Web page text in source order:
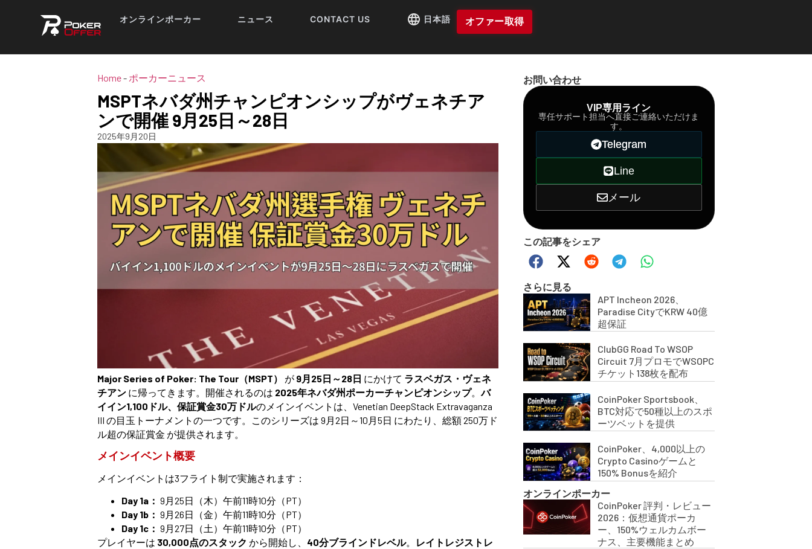
オンラインポーカー ニュース CONTACT US 日本語 オファー取得
Home- ポーカーニュース
MSPTネバダ州チャンピオンシップがヴェネチア
ンで開催 9月25日～28日
2025年9月20日
Major Series of Poker: The Tour（MSPT） が 9月25日～28日 にかけて ラスベガス・ヴェネ
チアン に帰ってきます。開催されるのは 2025年ネバダ州ポーカーチャンピオンシップ。バ
イイン1,100ドル、保証賞金30万ドルのメインイベントは、Venetian DeepStack Extravaganza
III の目玉トーナメントの一つです。このシリーズは 9月2日～10月5日 にわたり、総額 250万ド
ル超の保証賞金 が提供されます。
メインイベント概要
メインイベントは3フライト制で実施されます：
Day 1a： 9月25日（木）午前11時10分（PT）
Day 1b： 9月26日（金）午前11時10分（PT）
Day 1c： 9月27日（土）午前11時10分（PT）
プレイヤーは 30,000点のスタック から開始し、 40分ブラインドレベル。 レイトレジストレ
お問い合わせ
VIP専用ライン
専任サポート担当へ直接ご連絡いただけま
す。
Telegram
Line
メール
この記事をシェア
さらに見る
APT Incheon 2026、
Paradise CityでKRW 40億
超保証
ClubGG Road To WSOP
Circuit 7月プロモでWSOPC
チケット138枚を配布
CoinPoker Sportsbook、
BTC対応で50種以上のスポ
ーツベットを提供
CoinPoker、4,000以上の
Crypto Casinoゲームと
150% Bonusを紹介
オンラインポーカー
CoinPoker 評判・レビュー
2026：仮想通貨ポーカ
ー、150%ウェルカムボー
ナス、主要機能まとめ